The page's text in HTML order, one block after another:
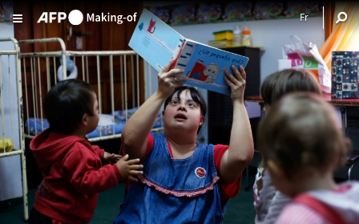
Aller au contenu principal